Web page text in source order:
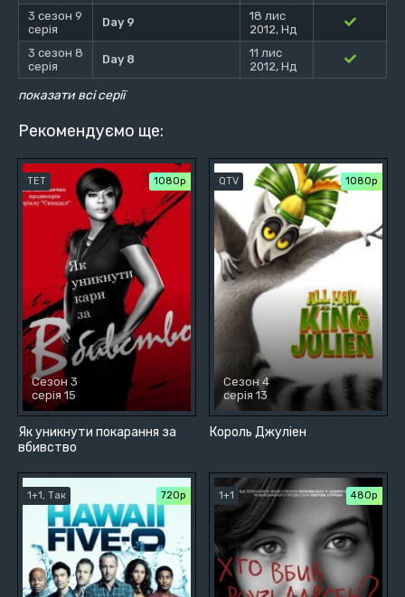
3 сезон 9
серія
Day 9
18 лис
2012, Нд
3 сезон 8
серія
Day 8
11 лис
2012, Нд
показати всі серії
Рекомендуємо ще:
Як уникнути покарання за
вбивство
ТЕТ 1080p
Сезон 3
серія 15
Король Джуліен
QTV 1080p
Сезон 4
серія 13
1+1, Так 720р 1+1 480р